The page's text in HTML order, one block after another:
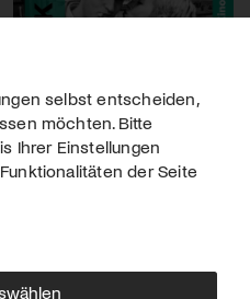
selbst entscheiden,
möchten. Bitte
Ihrer Einstellungen
der Seite